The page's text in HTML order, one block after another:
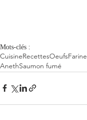
Mots-clés :
CuisineRecettesOeufsFarine
AnethSaumon fumé